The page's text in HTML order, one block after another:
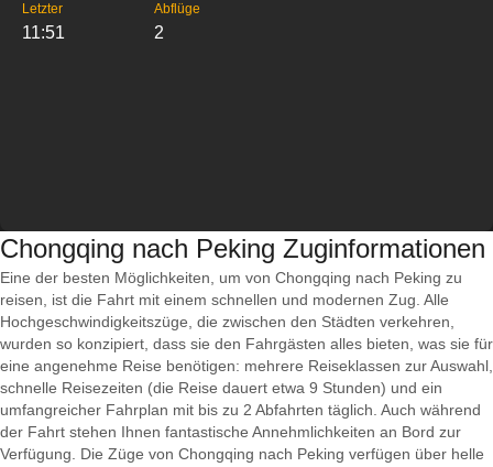
Letzter
11:51
Abflüge
2
Chongqing nach Peking Zuginformationen
Eine der besten Möglichkeiten, um von Chongqing nach Peking zu
reisen, ist die Fahrt mit einem schnellen und modernen Zug. Alle
Hochgeschwindigkeitszüge, die zwischen den Städten verkehren,
wurden so konzipiert, dass sie den Fahrgästen alles bieten, was sie für
eine angenehme Reise benötigen: mehrere Reiseklassen zur Auswahl,
schnelle Reisezeiten (die Reise dauert etwa 9 Stunden) und ein
umfangreicher Fahrplan mit bis zu 2 Abfahrten täglich. Auch während
der Fahrt stehen Ihnen fantastische Annehmlichkeiten an Bord zur
Verfügung. Die Züge von Chongqing nach Peking verfügen über helle